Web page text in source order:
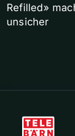
Refilled»
unsicher